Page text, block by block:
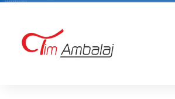
content